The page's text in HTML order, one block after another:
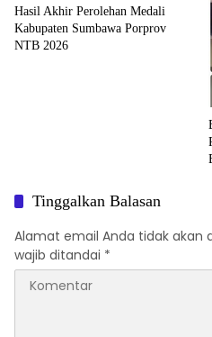
Hasil Akhir Perolehan Medali
Kabupaten Sumbawa Porprov
NTB 2026
Tinggalkan Balasan
Alamat email Anda tidak akan
wajib ditandai *